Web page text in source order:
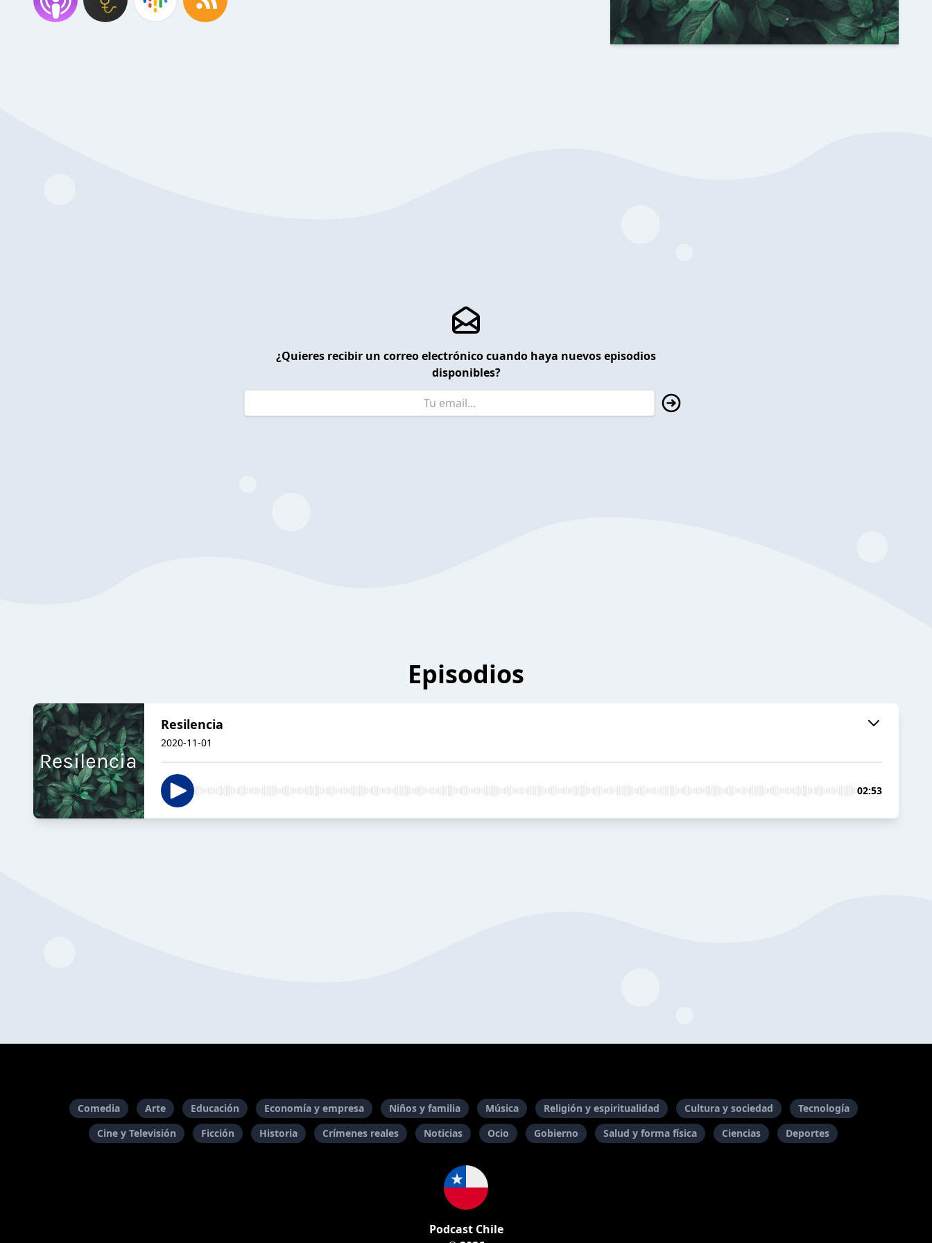
¿Quieres recibir un correo electrónico cuando haya nuevos episodios
disponibles?
Episodios
Resilencia
2020-11-01
02:53
Comedia Arte Educación Economía y empresa Niños y familia Música Religión y espiritualidad Cultura y sociedad
Tecnología
Cine y Televisión
Ficción Historia Crímenes reales Noticias Ocio Gobierno Salud y forma física Ciencias Deportes
Podcast Chile